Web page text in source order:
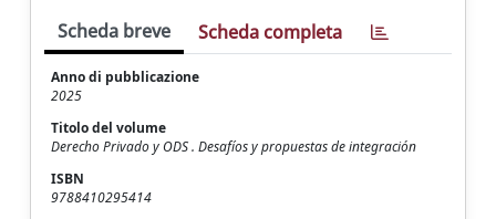
Scheda breve Scheda completa
Anno di pubblicazione
2025
Titolo del volume
Derecho Privado y ODS . Desafíos y propuestas de integración
ISBN
9788410295414